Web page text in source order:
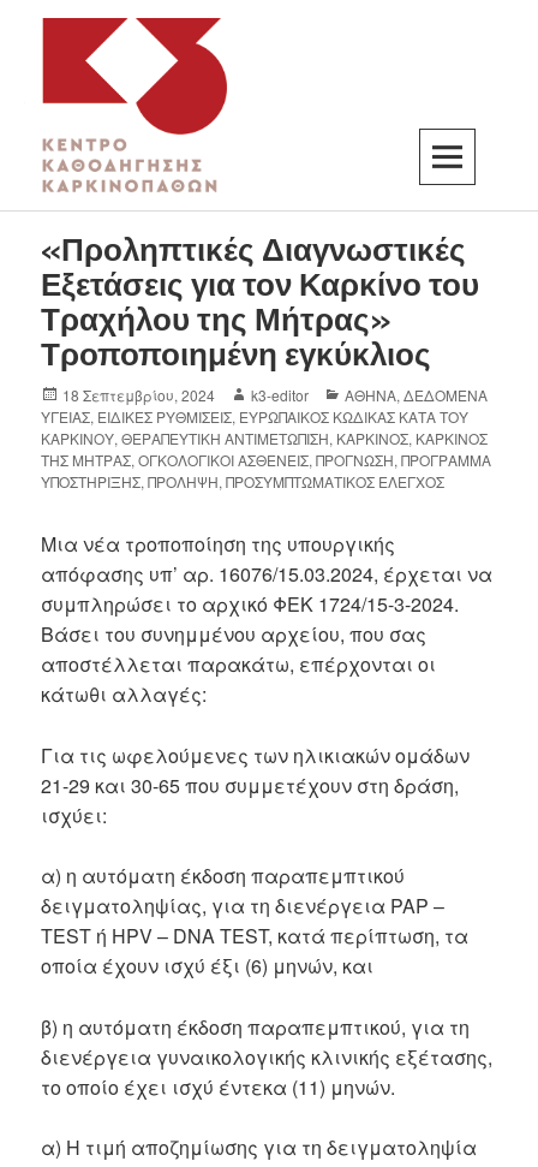
K3
ΚΕΝΤΡΟ ΚΑΘΟΔΗΓΗΣΗΣ ΚΑΡΚΙΝΟΠΑΘΩΝ
«Προληπτικές Διαγνωστικές
Εξετάσεις για τον Καρκίνο του
Τραχήλου της Μήτρας»
Τροποποιημένη εγκύκλιος
18 Σεπτεμβρίου, 2024 k3-editor ΑΘΗΝΑ,ΔΕΔΟΜΕΝΑ
ΥΓΕΙΑΣ, ΕΙΔΙΚΕΣ ΡΥΘΜΙΣΕΙΣ, ΕΥΡΩΠΑΙΚΟΣ ΚΩΔΙΚΑΣ ΚΑΤΑ ΤΟΥ
ΚΑΡΚΙΝΟΥ,ΘΕΡΑΠΕΥΤΙΚΗ ΑΝΤΙΜΕΤΩΠΙΣΗ, ΚΑΡΚΙΝΟΣ, ΚΑΡΚΙΝΟΣ
ΤΗΣ ΜΗΤΡΑΣ,ΟΓΚΟΛΟΓΙΚΟΙ ΑΣΘΕΝΕΙΣ,ΠΡΟΓΝΩΣΗ,ΠΡΟΓΡΑΜΜΑ
ΥΠΟΣΤΗΡΙΞΗΣ,ΠΡΟΛΗΨΗ,ΠΡΟΣΥΜΠΤΩΜΑΤΙΚΟΣ ΕΛΕΓΧΟΣ
Mια νέα τροποποίηση της υπουργικής
απόφασης υπ’ αρ. 16076/15.03.2024, έρχεται να
συμπληρώσει το αρχικό ΦΕΚ 1724/15-3-2024.
Βάσει του συνημμένου αρχείου, που σας
αποστέλλεται παρακάτω, επέρχονται οι
κάτωθι αλλαγές:
Για τις ωφελούμενες των ηλικιακών ομάδων
21-29 και 30-65 που συμμετέχουν στη δράση,
ισχύει:
α) η αυτόματη έκδοση παραπεμπτικού
δειγματοληψίας, για τη διενέργεια PAP –
TEST ή HPV – DNA TEST, κατά περίπτωση, τα
οποία έχουν ισχύ έξι (6) μηνών, και
β) η αυτόματη έκδοση παραπεμπτικού, για τη
διενέργεια γυναικολογικής κλινικής εξέτασης,
το οποίο έχει ισχύ έντεκα (11) μηνών.
α) Η τιμή αποζημίωσης για τη δειγματοληψία